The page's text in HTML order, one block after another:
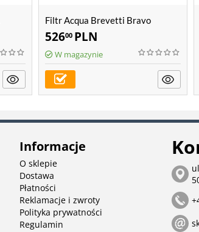
Filtr Acqua Brevetti Bravo
52600 PLN
W magazynie
Informacje
O sklepie
Dostawa
Płatności
Reklamacje i zwroty
Polityka prywatności
Regulamin